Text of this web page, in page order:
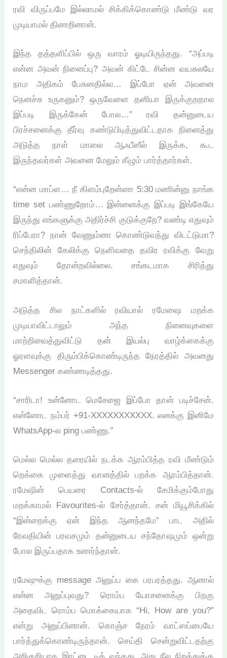
ரவி விருப்பமே இல்லாமல் சிக்கிக்கொண்டு மீண்டு வர
முடியாமல் திணறினான்.
இந்த தத்தளிப்பில் ஒரு வாரம் ஓடியிருந்தது. “அப்படி
என்ன அவன் நினைப்பு? அவன் கிட்டே சின்ன வயசுலயே
நாம அதிகம் பேசுனதில்ல… இப்போ ஏன் அவனை
நெனச்சு உருகனும்? ஒருவேளை தனியா இருக்குறதால
இப்படி இருக்கேன் போல…” ரவி தன்னுடைய
பிரச்சனைக்கு தீர்வு கண்டுபிடித்துவிட்டதாக நினைத்து
அடுத்த நாள் மாலை ஆஃபீஸீல் இருக்க, கூட
இருந்தவர்கள் அவனை மேலும் கீழும் பார்த்தார்கள்.
“என்ன மாப்ள… நீ கிளம்புறேன்னா 5:30 மணின்னு நாங்க
time set பண்ணுறோம்… இன்னைக்கு இப்படி இங்கேயே
இருந்து எங்களுக்கு அதிர்ச்சி குடுக்குறே? வண்டி எதுவும்
ரிப்பேரா? நான் வேணும்னா கொண்டுவந்து விடட்டுமா?
செந்திலின் கேலிக்கு நெளிவதை தவிர ரவிக்கு வேறு
எதுவும் தோன்றவில்லை. சங்கடமாக சிரித்து
சமாளித்தான்.
அடுத்த சில நாட்களில் ரவியால் ரமேஷை மறக்க
முடியாவிட்டாலும் அந்த நினைவுகளை
மாற்றிவைத்துவிட்டு தன் இயல்பு வாழ்க்கைக்கு
ஓரளவுக்கு திரும்பிக்கொண்டிருந்த நேரத்தில் அவனது
Messenger கண்ணடித்தது.
“சாரிடா! உன்னோட மெசேஜை இப்போ தான் படிச்சேன்.
என்னோட நம்பர் +91-XXXXXXXXXXX. எனக்கு இனிமே
WhatsApp-ல ping பண்ணு.”
மெல்ல மெல்ல தரையில் நடக்க ஆரம்பித்த ரவி மீண்டும்
றெக்கை முளைத்து வானத்தில் பறக்க ஆரம்பித்தான்.
ரமேஷின் பெயரை Contacts-ல் சேமிக்கும்போது
மறக்காமல் Favourites-ல் சேர்த்தான். சன் மியூசிக்கில்
“இன்றைக்கு ஏன் இந்த ஆனந்தமே” பாட அதில்
ரேவதியின் பரவசமும் தன்னுடைய சந்தோஷமும் ஒன்று
போல இருப்பதாக உணர்ந்தான்.
ரமேஷுக்கு message அனுப்ப கை பரபரத்தது. ஆனால்
என்ன அனுப்புவது? ரொம்ப யோசனைக்கு பிறகு
அதைவிட ரொம்ப மொக்கையாக “Hi, How are you?”
என்று அனுப்பினான். கொஞ்ச நேரம் வாட்ஸப்பையே
பார்த்துக்கொண்டிருந்தான். செய்தி சென்றுவிட்டதற்கு